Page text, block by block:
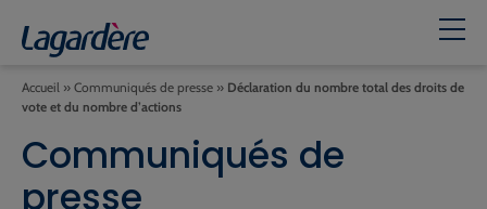
Accueil » Communiqués de presse » Déclaration du nombre total des droits de
vote et du nombre d’actions
Communiqués de
presse